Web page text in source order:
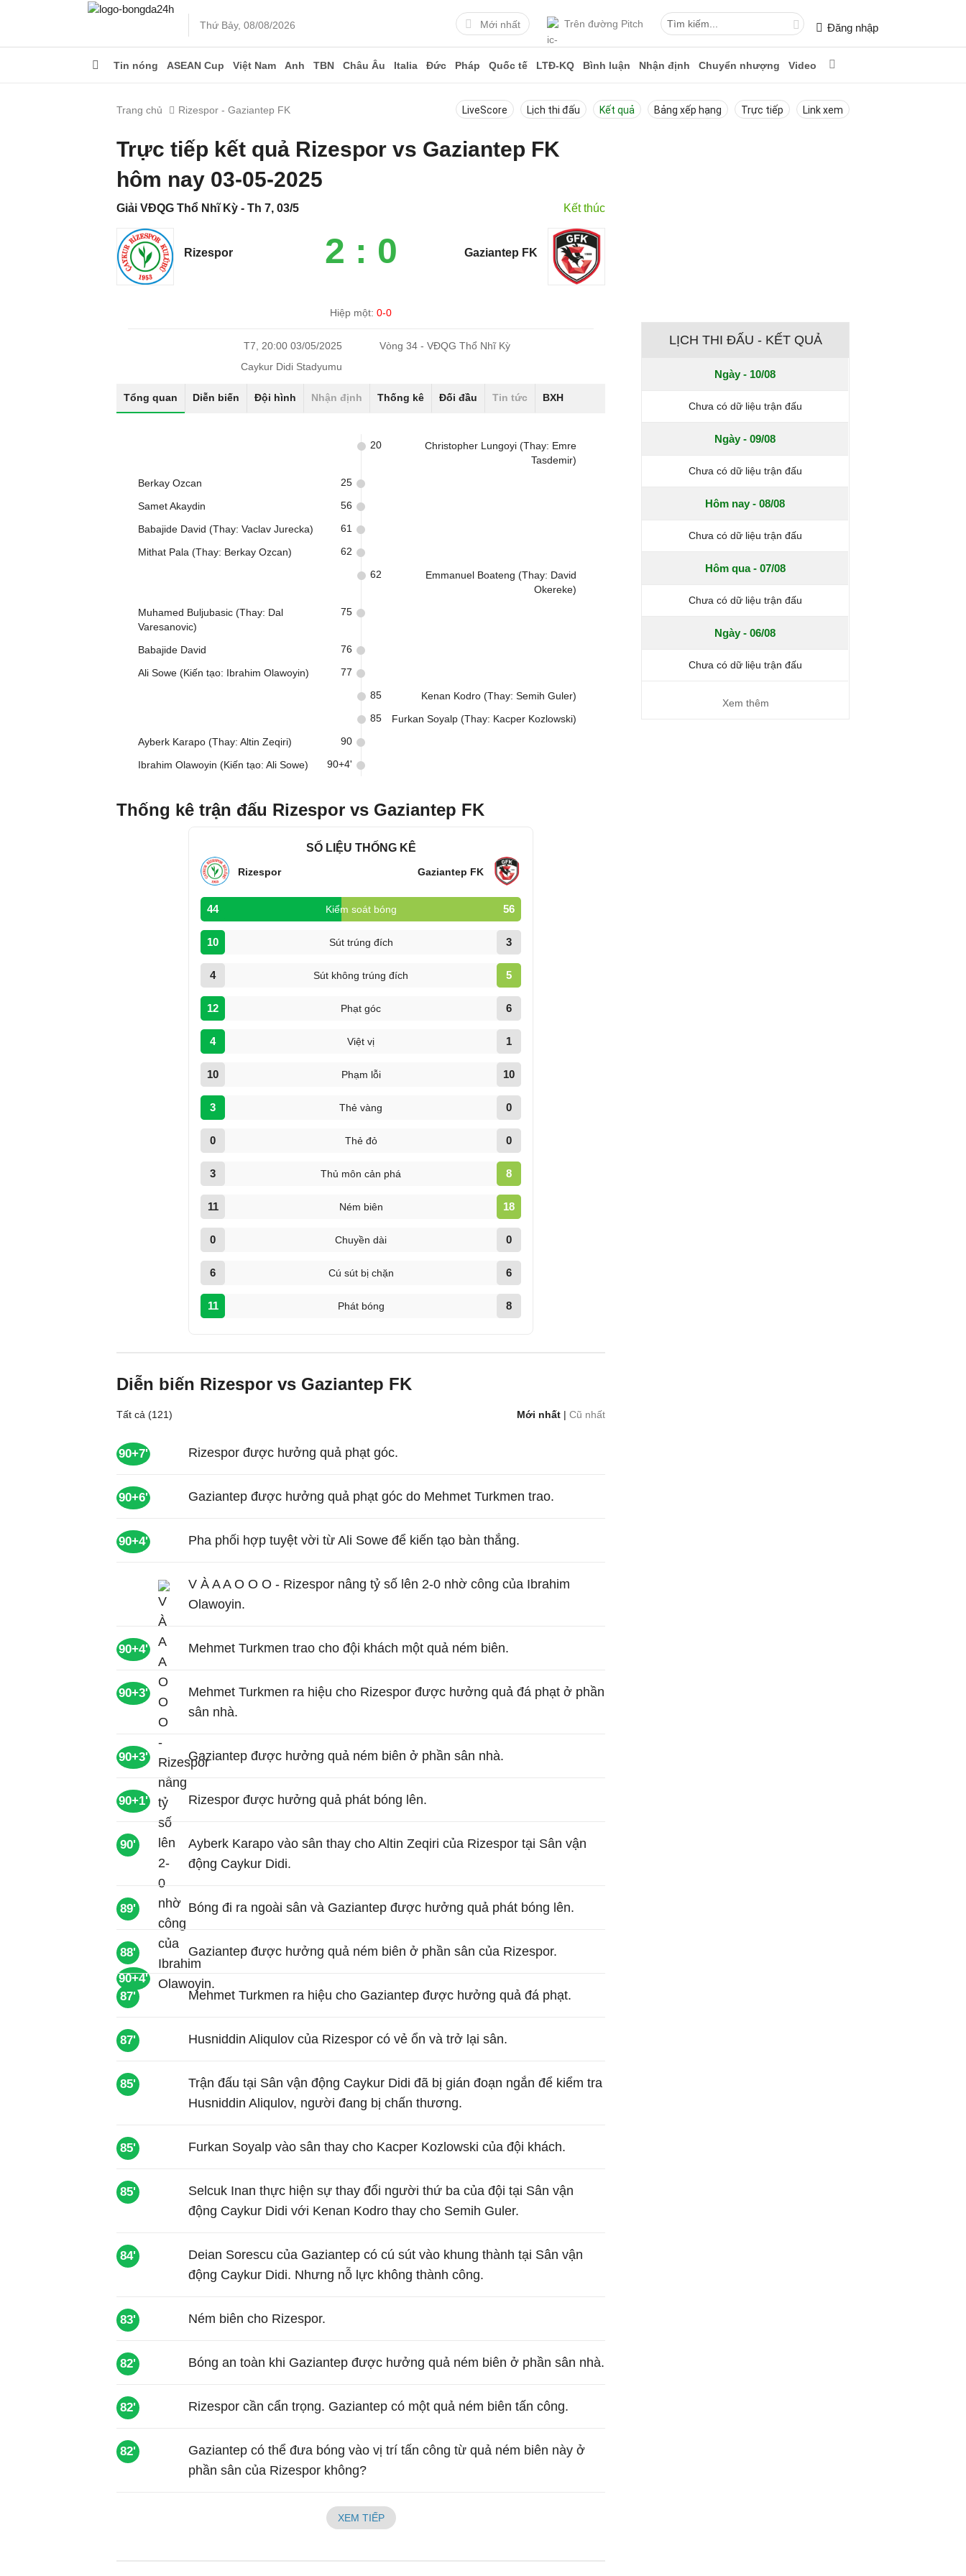
Thứ Bảy, 08/08/2026 Mới nhất Trên đường Pitch Đăng nhập
Tin nóng ASEAN Cup Việt Nam Anh TBN Châu Âu Italia Đức Pháp Quốc tế LTĐ-KQ Bình luận Nhận định Chuyển nhượng Video
Trang chủ Rizespor - Gaziantep FK LiveScore Lịch thi đấu Kết quả Bảng xếp hạng Trực tiếp Link xem
Trực tiếp kết quả Rizespor vs Gaziantep FK
hôm nay 03-05-2025
Giải VĐQG Thổ Nhĩ Kỳ - Th 7, 03/5 Kết thúc
Rizespor 2 : 0 Gaziantep FK
Hiệp một:0-0
T7, 20:00 03/05/2025
Vòng 34 - VĐQG Thổ Nhĩ Kỳ
Caykur Didi Stadyumu
Tổng quan Diễn biến Đội hình Nhận định Thống kê Đối đầu Tin tức BXH
Christopher Lungoyi (Thay: Emre
Tasdemir)
20
Berkay Ozcan 25
Samet Akaydin 56
Babajide David (Thay: Vaclav Jurecka) 61
Mithat Pala (Thay: Berkay Ozcan) 62
Emmanuel Boateng (Thay: David
Okereke)
62
Muhamed Buljubasic (Thay: Dal
Varesanovic)
75
Babajide David 76
Ali Sowe (Kiến tạo: Ibrahim Olawoyin) 77
Kenan Kodro (Thay: Semih Guler)
85
Furkan Soyalp (Thay: Kacper Kozlowski)
85
Ayberk Karapo (Thay: Altin Zeqiri) 90
Ibrahim Olawoyin (Kiến tạo: Ali Sowe) 90+4'
Thống kê trận đấu Rizespor vs Gaziantep FK
SỐ LIỆU THỐNG KÊ
Rizespor Gaziantep FK
44 Kiểm soát bóng 56
10 Sút trúng đích 3
4 Sút không trúng đích 5
12 Phạt góc 6
4 Việt vị 1
10 Phạm lỗi 10
3 Thẻ vàng 0
0 Thẻ đỏ 0
3 Thủ môn cản phá 8
11 Ném biên 18
0 Chuyền dài 0
6 Cú sút bị chặn 6
11 Phát bóng 8
Diễn biến Rizespor vs Gaziantep FK
Tất cả (121) Mới nhất |Cũ nhất
90+7' Rizespor được hưởng quả phạt góc.
90+6' Gaziantep được hưởng quả phạt góc do Mehmet Turkmen trao.
90+4' Pha phối hợp tuyệt vời từ Ali Sowe để kiến tạo bàn thắng.
90+4'
V À A A O O O - Rizespor nâng tỷ số lên 2-0 nhờ công của Ibrahim
Olawoyin.
90+4' Mehmet Turkmen trao cho đội khách một quả ném biên.
90+3'
Mehmet Turkmen ra hiệu cho Rizespor được hưởng quả đá phạt ở phần
sân nhà.
90+3' Gaziantep được hưởng quả ném biên ở phần sân nhà.
90+1' Rizespor được hưởng quả phát bóng lên.
90'
Ayberk Karapo vào sân thay cho Altin Zeqiri của Rizespor tại Sân vận
động Caykur Didi.
89' Bóng đi ra ngoài sân và Gaziantep được hưởng quả phát bóng lên.
88' Gaziantep được hưởng quả ném biên ở phần sân của Rizespor.
87' Mehmet Turkmen ra hiệu cho Gaziantep được hưởng quả đá phạt.
87' Husniddin Aliqulov của Rizespor có vẻ ổn và trở lại sân.
85'
Trận đấu tại Sân vận động Caykur Didi đã bị gián đoạn ngắn để kiểm tra
Husniddin Aliqulov, người đang bị chấn thương.
85' Furkan Soyalp vào sân thay cho Kacper Kozlowski của đội khách.
85'
Selcuk Inan thực hiện sự thay đổi người thứ ba của đội tại Sân vận
động Caykur Didi với Kenan Kodro thay cho Semih Guler.
84'
Deian Sorescu của Gaziantep có cú sút vào khung thành tại Sân vận
động Caykur Didi. Nhưng nỗ lực không thành công.
83' Ném biên cho Rizespor.
82' Bóng an toàn khi Gaziantep được hưởng quả ném biên ở phần sân nhà.
82' Rizespor cần cẩn trọng. Gaziantep có một quả ném biên tấn công.
82'
Gaziantep có thể đưa bóng vào vị trí tấn công từ quả ném biên này ở
phần sân của Rizespor không?
XEM TIẾP
LỊCH THI ĐẤU - KẾT QUẢ
Ngày - 10/08
Chưa có dữ liệu trận đấu
Ngày - 09/08
Chưa có dữ liệu trận đấu
Hôm nay - 08/08
Chưa có dữ liệu trận đấu
Hôm qua - 07/08
Chưa có dữ liệu trận đấu
Ngày - 06/08
Chưa có dữ liệu trận đấu
Xem thêm